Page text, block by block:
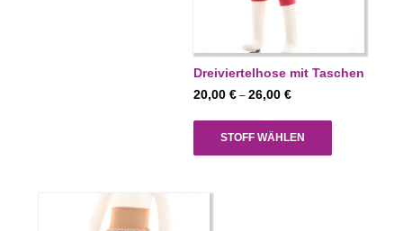
Dreiviertelhose mit Taschen
20,00€ –26,00€Preisspanne:
26,00 €
STOFF WÄHLEN